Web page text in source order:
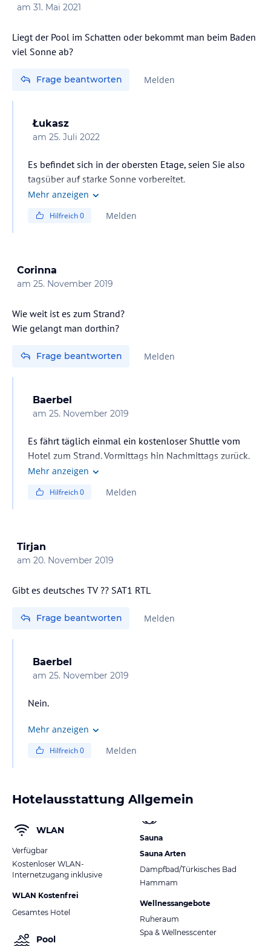
am 31. Mai 2021
Liegt der Pool im Schatten oder bekommt man beim Baden
viel Sonne ab?
Frage beantworten Melden
Łukasz
am 25. Juli 2022
Es befindet sich in der obersten Etage, seien Sie also
tagsüber auf starke Sonne vorbereitet.
Mehr anzeigen
Hilfreich0 Melden
Corinna
am 25. November 2019
Wie weit ist es zum Strand?
Wie gelangt man dorthin?
Frage beantworten Melden
Baerbel
am 25. November 2019
Es fährt täglich einmal ein kostenloser Shuttle vom
Hotel zum Strand. Vormittags hin Nachmittags zurück.
Fahrzeit ungefähr 45 Minuten.
Mehr anzeigen
Hilfreich0 Melden
Tirjan
am 20. November 2019
Gibt es deutsches TV ?? SAT1 RTL
Frage beantworten Melden
Baerbel
am 25. November 2019
Nein.
Mehr anzeigen
Hilfreich0 Melden
Hotelausstattung Allgemein
WLAN
Verfügbar
Kostenloser WLAN-
Internetzugang inklusive
WLAN Kostenfrei
Gesamtes Hotel
Pool
Sauna
Sauna Arten
Dampfbad/Türkisches Bad
Hammam
Wellnessangebote
Ruheraum
Spa & Wellnesscenter